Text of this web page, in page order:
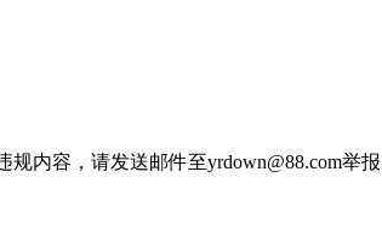
内容，请发送邮件至yrdown@88.com举